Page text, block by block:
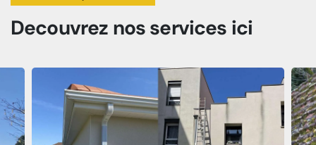
Decouvrez nos services ici